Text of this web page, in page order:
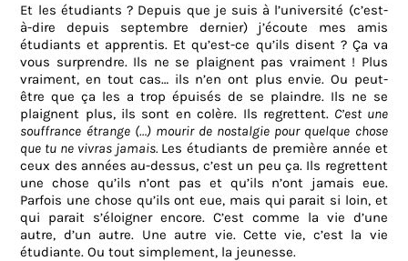
Et les étudiants ? Depuis que je suis à l’université (c’est-
à-dire depuis septembre dernier) j’écoute mes amis
étudiants et apprentis. Et qu’est-ce qu’ils disent ? Ça va
vous surprendre. Ils ne se plaignent pas vraiment ! Plus
vraiment, en tout cas… ils n’en ont plus envie. Ou peut-
être que ça les a trop épuisés de se plaindre. Ils ne se
plaignent plus, ils sont en colère. Ils regrettent. C’est une
souffrance étrange (…) mourir de nostalgie pour quelque chose
que tu ne vivras jamais. Les étudiants de première année et
ceux des années au-dessus, c’est un peu ça. Ils regrettent
une chose qu’ils n’ont pas et qu’ils n’ont jamais eue.
Parfois une chose qu’ils ont eue, mais qui parait si loin, et
qui parait s’éloigner encore. C’est comme la vie d’une
autre, d’un autre. Une autre vie. Cette vie, c’est la vie
étudiante. Ou tout simplement, la jeunesse.